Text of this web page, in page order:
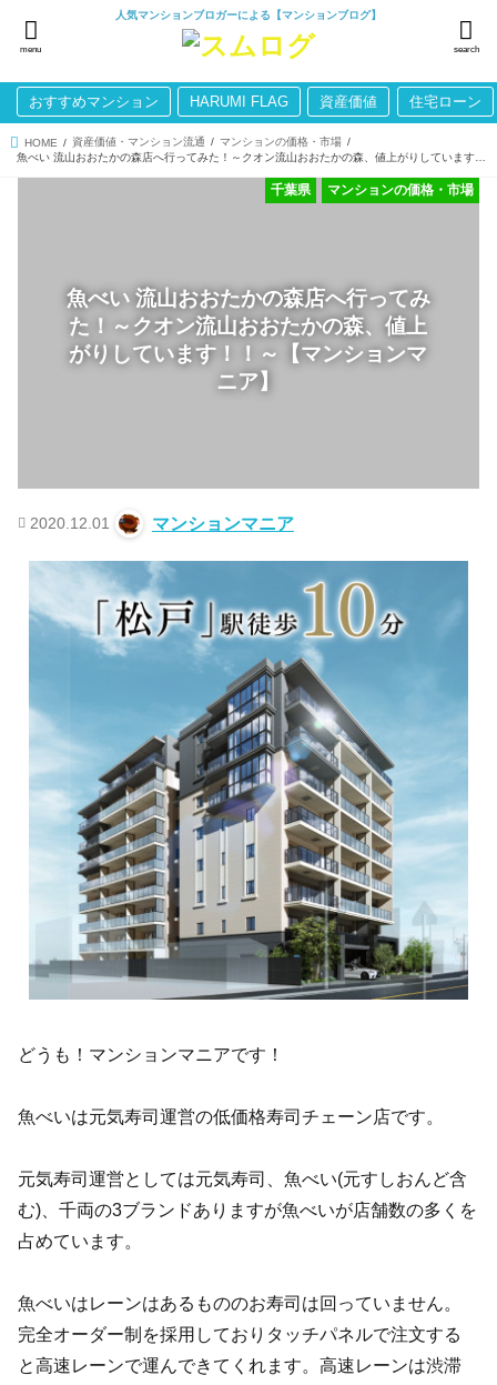
人気マンションブロガーによる【マンションブログ】
search
menu
おすすめマンション HARUMI FLAG 資産価値 住宅ローン
HOME 資産価値・マンション流通
マンションの価格・市場
魚べい 流山おおたかの森店へ行ってみ
た！～クオン流山おおたかの森、値上
がりしています！！～【マンションマ
ニア】
マンションの価格・市場
千葉県
2020.12.01 マンションマニア
どうも！マンションマニアです！
魚べいは元気寿司運営の低価格寿司チェーン店です。
元気寿司運営としては元気寿司、魚べい(元すしおんど含
む)、千両の3ブランドありますが魚べいが店舗数の多くを
占めています。
魚べいはレーンはあるもののお寿司は回っていません。
完全オーダー制を採用しておりタッチパネルで注文する
と高速レーンで運んできてくれます。高速レーンは渋滞